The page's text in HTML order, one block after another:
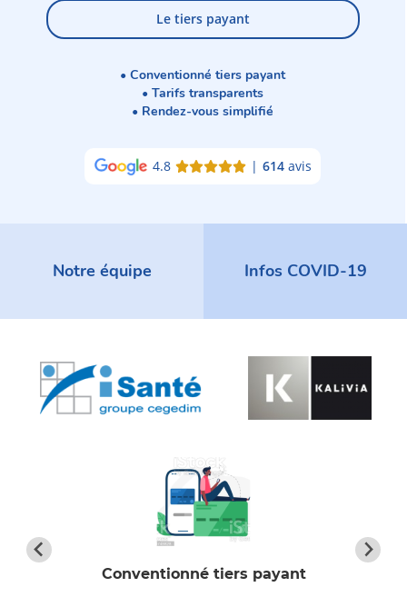
Le tiers payant
• Conventionné tiers payant
• Tarifs transparents
• Rendez-vous simplifié
4.8 | 614 avis
Notre équipe Infos COVID-19
Conventionné tiers payant